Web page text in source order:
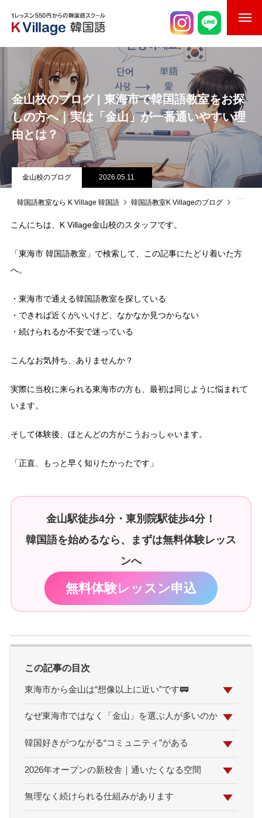
校舎案内
ご入校までの流れ
韓国語講師紹介
スケジュール
K Village韓国留学
金山校のブログ | 東海市で韓国語教室をお探
しの方へ｜実は「金山」が一番通いやすい理
由とは？
金山校のブログ 2026.05.11
韓国語教室なら K Village 韓国語 韓国語教室K Villageのブログ
こんにちは、K Village金山校のスタッフです。
「東海市 韓国語教室」で検索して、この記事にたどり着いた方
へ。
・東海市で通える韓国語教室を探している
・できれば近くがいいけど、なかなか見つからない
・続けられるか不安で迷っている
こんなお気持ち、ありませんか？
実際に当校に来られる東海市の方も、最初は同じように悩まれて
います。
そして体験後、ほとんどの方がこうおっしゃいます。
「正直、もっと早く知りたかったです」
金山駅徒歩4分・東別院駅徒歩4分！
韓国語を始めるなら、まずは無料体験レッス
ンへ
無料体験レッスン申込
この記事の目次
東海市から金山は“想像以上に近い”です🚃
なぜ東海市ではなく「金山」を選ぶ人が多いのか
韓国好きがつながる“コミュニティ”がある
2026年オープンの新校舎｜通いたくなる空間
無理なく続けられる仕組みがあります